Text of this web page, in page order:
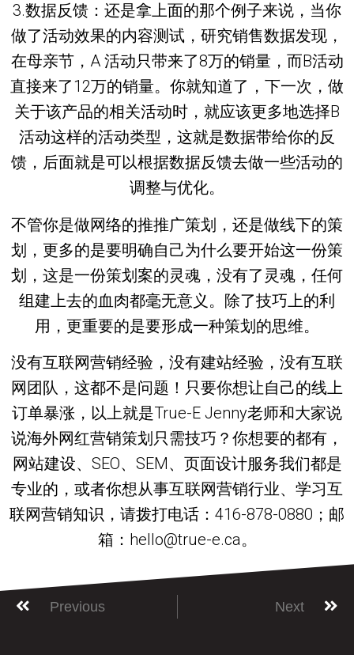
3.数据反馈：还是拿上面的那个例子来说，当你
做了活动效果的内容测试，研究销售数据发现，
在母亲节，A 活动只带来了8万的销量，而B活动
直接来了12万的销量。你就知道了，下一次，做
关于该产品的相关活动时，就应该更多地选择B
活动这样的活动类型，这就是数据带给你的反
馈，后面就是可以根据数据反馈去做一些活动的
调整与优化。
不管你是做网络的推推广策划，还是做线下的策
划，更多的是要明确自己为什么要开始这一份策
划，这是一份策划案的灵魂，没有了灵魂，任何
组建上去的血肉都毫无意义。除了技巧上的利
用，更重要的是要形成一种策划的思维。
没有互联网营销经验，没有建站经验，没有互联
网团队，这都不是问题！只要你想让自己的线上
订单暴涨，以上就是True-E Jenny老师和大家说
说海外网红营销策划只需技巧？你想要的都有，
网站建设、SEO、SEM、页面设计服务我们都是
专业的，或者你想从事互联网营销行业、学习互
联网营销知识，请拨打电话：416-878-0880；邮
箱：hello@true-e.ca。
Previous Next